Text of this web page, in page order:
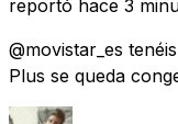
reportó hace 3
@movistar_es
Plus se queda